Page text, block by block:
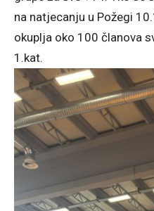
na natjecanju u Požegi
okuplja oko 100 članova
1.kat.